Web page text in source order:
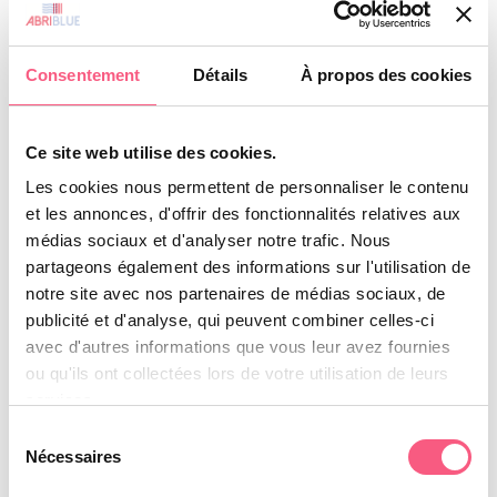
Consentement Détails À propos des cookies
Ce site web utilise des cookies.
Les cookies nous permettent de personnaliser le contenu
et les annonces, d'offrir des fonctionnalités relatives aux
médias sociaux et d'analyser notre trafic. Nous
partageons également des informations sur l'utilisation de
notre site avec nos partenaires de médias sociaux, de
publicité et d'analyse, qui peuvent combiner celles-ci
avec d'autres informations que vous leur avez fournies
ou qu'ils ont collectées lors de votre utilisation de leurs
Nécessaires
terceros asociados que le proporcionan esta
información.
probable que cambie.
Además, la información que figura en el sitio
web www.abriblue.com no es exhaustiva.
Se dan a condición de que se hayan hecho
cambios desde que se pusieron en línea.
4. Limitaciones contractuales de los datos
técnicos.
El sitio web no se hace responsable de los
daños materiales relacionados con el uso del
sitio web.